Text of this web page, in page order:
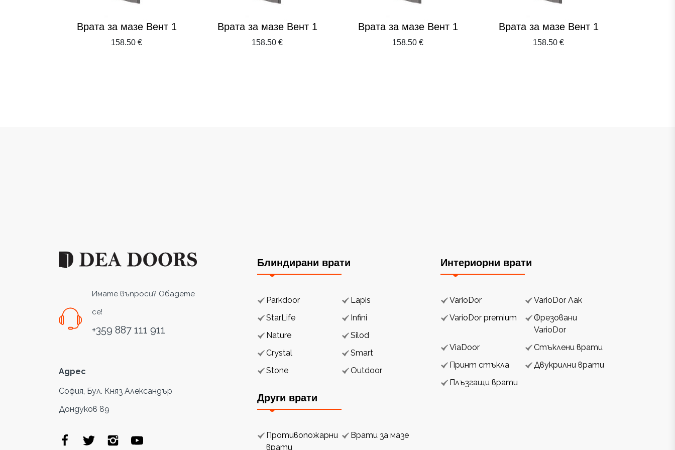
Врата за мазе Вент 1
158.50 €
Врата за мазе Вент 1
158.50 €
Врата за мазе Вент 1
158.50 €
Врата за мазе Вент 1
158.50 €
Имате въпроси? Обадете
се!
+359 887 111 911
Адрес
София, Бул. Княз Александър
Дондуков 89
Блиндирани врати
Parkdoor
Lapis
StarLife
Infini
Nature
Silod
Crystal
Smart
Stone
Outdoor
Интериорни врати
VarioDor
VarioDor Лак
VarioDor premium
Фрезовани
VarioDor
ViaDoor
Стъклени врати
Принт стъкла
Двукрилни врати
Плъзгащи врати
Други врати
Противопожарни
врати
Врати за мазе